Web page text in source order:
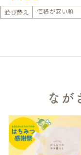
並び替え 価格が安い順
なが